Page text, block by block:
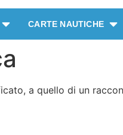
CARTE NAUTICHE
a quello di un